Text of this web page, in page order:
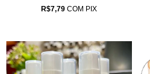
R$7,79 COM PIX